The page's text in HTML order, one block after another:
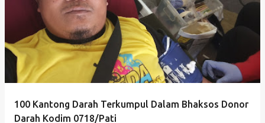
100 Kantong Darah Terkumpul Dalam Bhaksos Donor
Darah Kodim 0718/Pati